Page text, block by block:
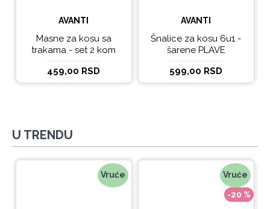
AVANTI
Masne za kosu sa
trakama - set 2 kom
459,00 RSD
AVANTI
Šnalice za kosu 6u1 -
šarene PLAVE
599,00 RSD
U TRENDU
Vruće Vruće
-20 %